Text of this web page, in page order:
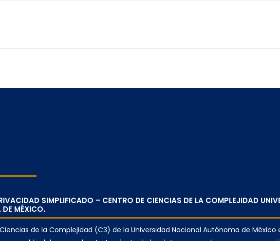
SIMPLIFICADO – CENTRO DE CIENCIAS DE LA COMPLEJIDAD
MÉXICO.
de la Complejidad (C3) de la Universidad Nacional Autónoma de México